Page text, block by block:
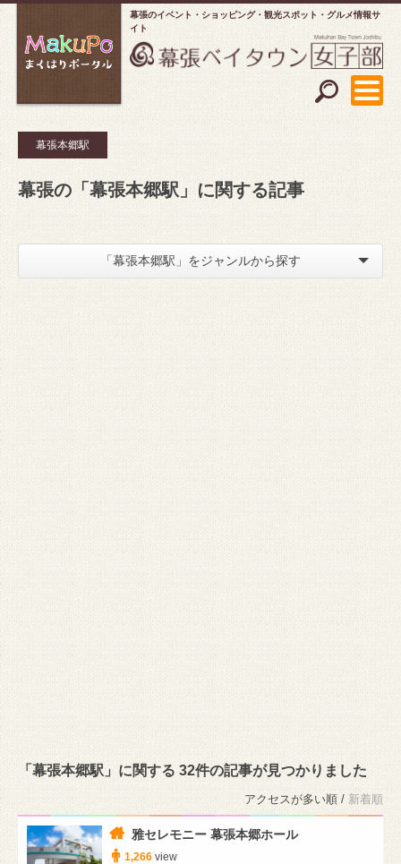
幕張のイベント・ショッピング
観光スポット・グルメ情報サ
イト
幕張本郷駅
幕張の「幕張本郷駅」に関する記事
「幕張本郷駅」をジャンルから探す
「幕張本郷駅」に関する 32件の記事が見つかりました
アクセスが多い順 / 新着順
雅セレモニー 幕張本郷ホール
1,266 view